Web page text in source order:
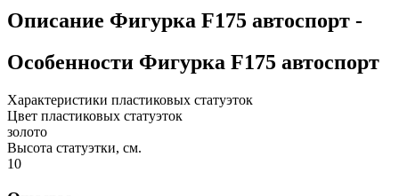
Описание Фигурка F175 автоспорт -
Особенности Фигурка F175 автоспорт
Характеристики пластиковых статуэток
Цвет пластиковых статуэток
золото
Высота статуэтки, см.
10